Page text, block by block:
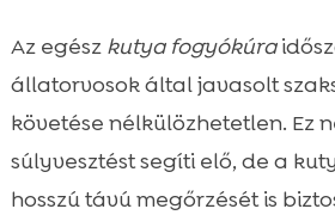
Az egész kutya fogyókúra
állatorvosok által javasolt
követése nélkülözhetetlen. Ez
súlyvesztést segíti elő, de a
hosszú távú megőrzését is